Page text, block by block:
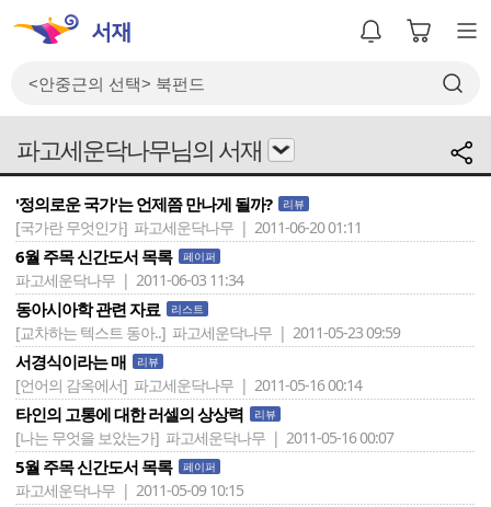
파고세운닥나무님의 서재
'정의로운 국가'는 언제쯤 만나게 될까? 리뷰
[국가란 무엇인가] 파고세운닥나무 | 2011-06-20 01:11
6월 주목 신간도서 목록 페이퍼
파고세운닥나무 | 2011-06-03 11:34
동아시아학 관련 자료 리스트
[교차하는 텍스트 동아..] 파고세운닥나무 | 2011-05-23 09:59
서경식이라는 매 리뷰
[언어의 감옥에서] 파고세운닥나무 | 2011-05-16 00:14
타인의 고통에 대한 러셀의 상상력 리뷰
[나는 무엇을 보았는가] 파고세운닥나무 | 2011-05-16 00:07
5월 주목 신간도서 목록 페이퍼
파고세운닥나무 | 2011-05-09 10:15